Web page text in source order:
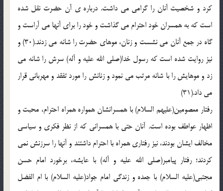
کرد و شخصيت آنان را گرامي مي داشت. درباره ي آن حضرت نقل شده
است که به همسران خود احترام مي گذاشت و خود را براي آنها مي آراست و
گاه در جمع آنان مي نشست و زنان، موهاي حضرت را شانه مي زدند.(30) و
نيز روايت شده است که رسول خدا(صلي الله عليه و آله) سرش را شانه مي
زد و موهايش را با شانه مرتب مي نمود و زنانش را مورد تفقد و مهرباني قرار
مي داد.(31)
رفتار معصومين(عليهم السلام) با همسرانشان همواره همراه احترام، محبت و
اظهار عواطف بوده است. آنان حتي با همسراني که از نظر فکري و سياسي
مخالف ايشان بودند، نيز رفتاري همراه با احترام داشتند و آنها را سرزنش نمي
کردند؛ رفتار پيامبر(صلي الله عليه و آله) با عايشه، برخورد امام حسن
مجتبي(عليه السلام) با جعده و زندگي امام جواد(عليه السلام) با ام الفضل